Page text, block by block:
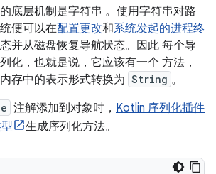
底层机制是字符串 。使用字符串对路
便可以在配置更改和系统发起的进程终
并从磁盘恢复导航状态。因此 每个导
化，也就是说，它应该有一个 方法，
存中的表示形式转换为 String 。
注解添加到对象时， Kotlin 序列化插件
生成序列化方法。